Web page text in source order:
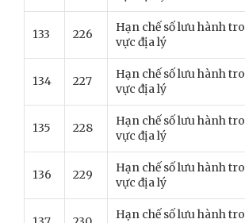
133 226
Hạn chế số lưu hành
vực địa lý
134 227
Hạn chế số lưu hành
vực địa lý
135 228
Hạn chế số lưu hành
vực địa lý
136 229
Hạn chế số lưu hành
vực địa lý
Hạn chế số lưu hành